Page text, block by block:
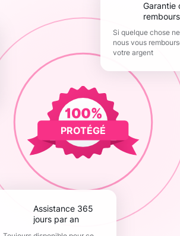
PROTÉGÉ
Garantie de
Si quelque chose
nous vous
votre argent
Assistance 365
jours par an